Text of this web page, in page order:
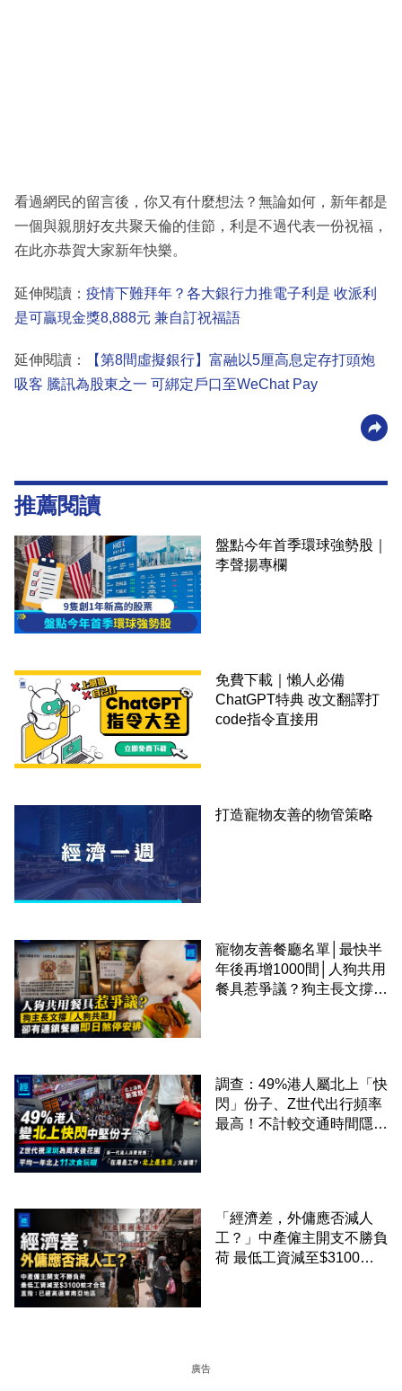
看過網民的留言後，你又有什麼想法？無論如何，新年都是
一個與親朋好友共聚天倫的佳節，利是不過代表一份祝福，
在此亦恭賀大家新年快樂。
延伸閱讀： 疫情下難拜年？各大銀行力推電子利是 收派利
是可贏現金獎8,888元 兼自訂祝福語
延伸閱讀：
【第8間虛擬銀行】富融以5厘高息定存打頭炮
吸客 騰訊為股東之一 可綁定戶口至WeChat Pay
推薦閱讀
盤點今年首季環球強勢股｜
李聲揚專欄
免費下載｜懶人必備
ChatGPT特典 改文翻譯打
code指令直接用
打造寵物友善的物管策略
寵物友善餐廳名單│最快半
年後再增1000間│人狗共用
餐具惹爭議？狗主長文撐
調查：49%港人屬北上「快
閃」份子、Z世代出行頻率
最高！不計較交通時間隱形
「經濟差，外傭應否減人
工？」中產僱主開支不勝負
荷 最低工資減至$3100蚊
廣告